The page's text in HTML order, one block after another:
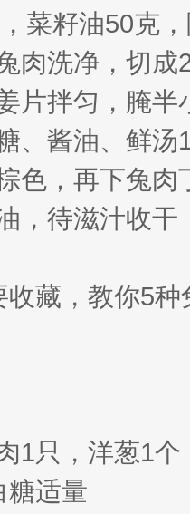
菜籽油50克
肉洗净，切
片拌匀，腌
、酱油、鲜
色，再下兔
，待滋汁收
1只，洋葱1
糖适量